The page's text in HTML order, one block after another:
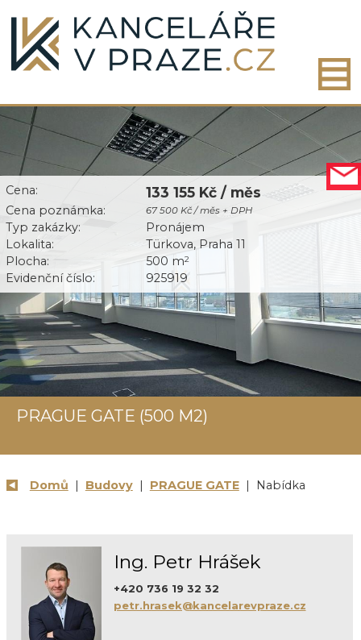
Cena: 133 155 Kč / měs
Cena poznámka: 67 500 Kč / měs + DPH
Typ zakázky:
Pronájem
Lokalita:
Türkova, Praha 11
Plocha:
500 m2
Evidenční číslo: 925919
PRAGUE GATE (500 M2)
Domů | Budovy| PRAGUE GATE| Nabídka
Ing. Petr Hrášek
+420 736 19 32 32
petr.hrasek@kancelarevpraze.cz